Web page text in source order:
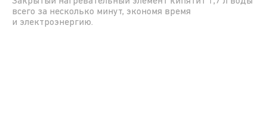
всего за несколько минут, экономя время
и электроэнергию.